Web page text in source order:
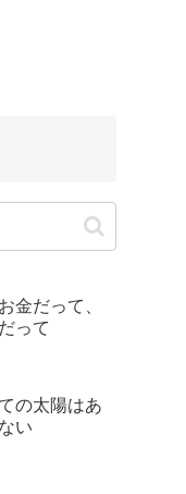
金だって、
って
の太陽はあ
い